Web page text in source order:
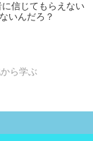
信じてもらえない
いんだろ？
ら学ぶ